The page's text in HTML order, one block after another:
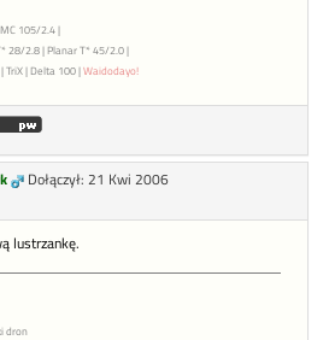
105/2.4 |
28/2.8 | Planar T* 45/2.0 |
TriX | Delta 100 |Waidodayo!
Dołączył: 21 Kwi 2006
lustrzankę.
dron